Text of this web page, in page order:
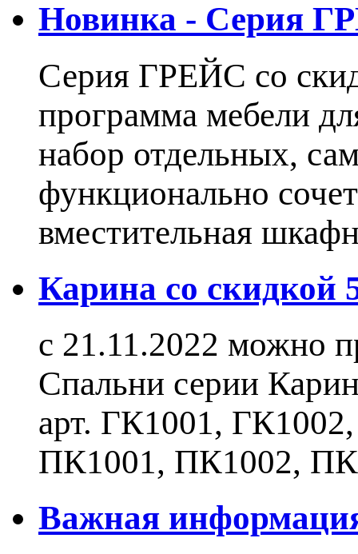
Новинка - Серия
Серия ГРЕЙС со
программа мебели
набор отдельных,
функционально
вместительная
Карина со скидкой
с 21.11.2022 можно
Спальни серии
арт. ГК1001,
ПК1001, ПК1002,
Важная